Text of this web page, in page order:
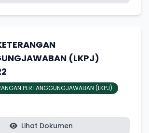
(LKPJ)
PERTANGGUNGJAWABAN (LKPJ)
Lihat Dokumen